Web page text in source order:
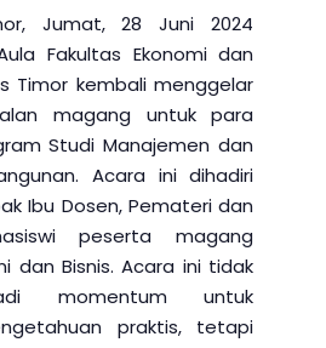
Jumat, 28 Juni 2024
Fakultas Ekonomi dan
Timor kembali menggelar
magang untuk para
Studi Manajemen dan
Acara ini dihadiri
Ibu Dosen, Pemateri dan
peserta magang
dan Bisnis. Acara ini tidak
momentum untuk
praktis, tetapi